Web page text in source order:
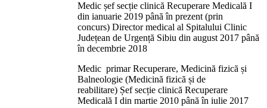
Medic șef secție clinică Recuperare Medicală I
din ianuarie 2019 până în prezent (prin
concurs) Director medical al Spitalului Clinic
Județean de Urgență Sibiu din august 2017 până
în decembrie 2018
Medic primar Recuperare, Medicină fizică și
Balneologie (Medicină fizică și de
reabilitare) Șef secție clinică Recuperare
Medicală I din martie 2010 până în iulie 2017